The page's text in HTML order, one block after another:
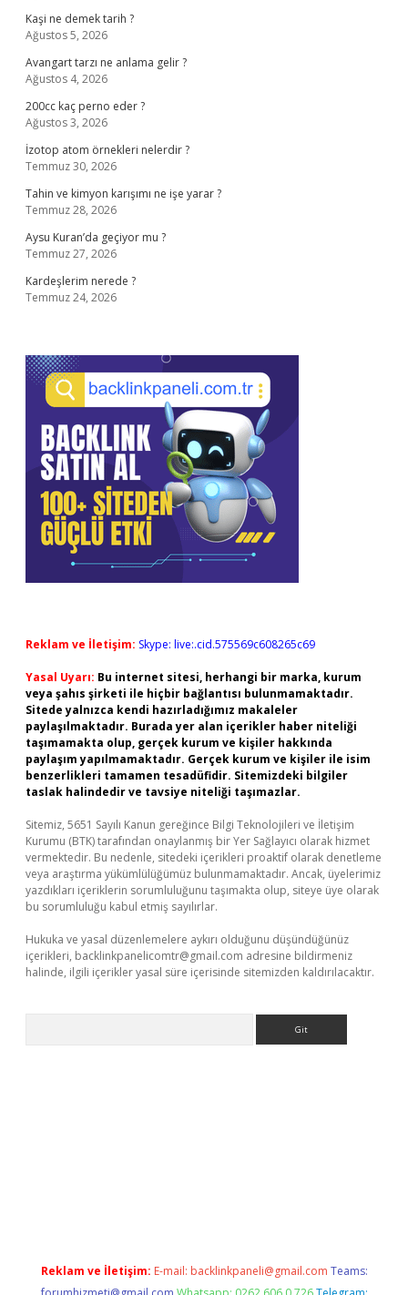
Kaşi ne demek tarih ?
Ağustos 5, 2026
Avangart tarzı ne anlama gelir ?
Ağustos 4, 2026
200cc kaç perno eder ?
Ağustos 3, 2026
İzotop atom örnekleri nelerdir ?
Temmuz 30, 2026
Tahin ve kimyon karışımı ne işe yarar ?
Temmuz 28, 2026
Aysu Kuran’da geçiyor mu ?
Temmuz 27, 2026
Kardeşlerim nerede ?
Temmuz 24, 2026
Reklam ve İletişim: Skype: live:.cid.575569c608265c69
Yasal Uyarı: Bu internet sitesi, herhangi bir marka, kurum
veya şahıs şirketi ile hiçbir bağlantısı bulunmamaktadır.
Sitede yalnızca kendi hazırladığımız makaleler
paylaşılmaktadır. Burada yer alan içerikler haber niteliği
taşımamakta olup, gerçek kurum ve kişiler hakkında
paylaşım yapılmamaktadır. Gerçek kurum ve kişiler ile isim
benzerlikleri tamamen tesadüfidir. Sitemizdeki bilgiler
taslak halindedir ve tavsiye niteliği taşımazlar.
Sitemiz, 5651 Sayılı Kanun gereğince Bilgi Teknolojileri ve İletişim
Kurumu (BTK) tarafından onaylanmış bir Yer Sağlayıcı olarak hizmet
vermektedir. Bu nedenle, sitedeki içerikleri proaktif olarak denetleme
veya araştırma yükümlülüğümüz bulunmamaktadır. Ancak, üyelerimiz
yazdıkları içeriklerin sorumluluğunu taşımakta olup, siteye üye olarak
bu sorumluluğu kabul etmiş sayılırlar.
Hukuka ve yasal düzenlemelere aykırı olduğunu düşündüğünüz
içerikleri, backlinkpanelicomtr@gmail.com adresine bildirmeniz
halinde, ilgili içerikler yasal süre içerisinde sitemizden kaldırılacaktır.
Reklam ve İletişim: E-mail: backlinkpaneli@gmail.com Teams: